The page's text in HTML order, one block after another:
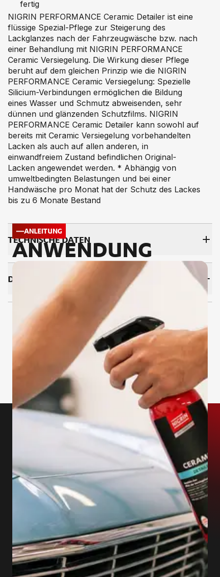
fertig
NIGRIN PERFORMANCE Ceramic Detailer ist eine
flüssige Spezial-Pflege zur Steigerung des
Lackglanzes nach der Fahrzeugwäsche bzw. nach
einer Behandlung mit NIGRIN PERFORMANCE
Ceramic Versiegelung. Die Wirkung dieser Pflege
beruht auf dem gleichen Prinzip wie die NIGRIN
PERFORMANCE Ceramic Versiegelung: Spezielle
Silicium-Verbindungen ermöglichen die Bildung
eines Wasser und Schmutz abweisenden, sehr
dünnen und glänzenden Schutzfilms. NIGRIN
PERFORMANCE Ceramic Detailer kann sowohl auf
bereits mit Ceramic Versiegelung vorbehandelten
Lacken als auch auf allen anderen, in
einwandfreiem Zustand befindlichen Original-
Lacken angewendet werden. * Abhängig von
umweltbedingten Belastungen und bei einer
Handwäsche pro Monat hat der Schutz des Lackes
bis zu 6 Monate Bestand
TECH­NI­SCHE DA­TEN
DOWNLOADS
ANLEITUNG
ANWENDUNG